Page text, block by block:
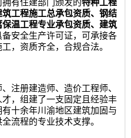
拥有住建部门颁发的特种工程
筑工程施工总承包资质、钢结
温工程专业承包资质、建筑
备安全生产许可证，可承接各
，资质齐全，合规合法。
注册建造师、造价工程师、
，组建了一支固定且经验丰
十余年川渝地区建筑加固与
流程的专业技术支撑。